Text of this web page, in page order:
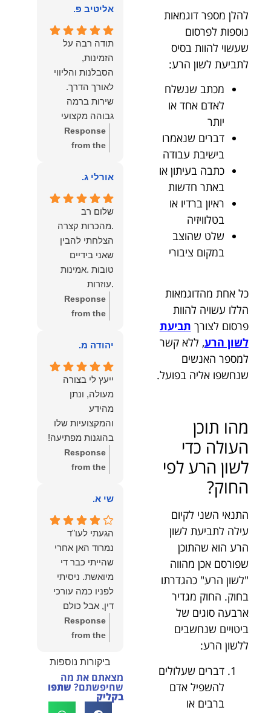
להלן מספר דוגמאות
נוספות לפרסום
שעשוי להוות בסיס
לתביעת לשון הרע:
מכתב שנשלח
לאדם אחד או
יותר
דברים שנאמרו
בישיבת עבודה
כתבה בעיתון או
באתר חדשות
ראיון ברדיו או
בטלוויזיה
שלט שהוצב
במקום ציבורי
כל אחת מהדוגמאות
הללו עשויה להוות
פרסום לצורך תביעת
לשון הרע, ללא קשר
למספר האנשים
שנחשפו אליה בפועל.
מהו תוכן
העולה כדי
לשון הרע לפי
החוק?
התנאי השני לקיום
עילה לתביעת לשון
הרע הוא שהתוכן
שפורסם אכן מהווה
"לשון הרע" כהגדרתו
בחוק. החוק מגדיר
ארבעה סוגים של
ביטויים שנחשבים
ללשון הרע:
דברים שעלולים
להשפיל אדם
ברבים או
הלב הרבה
הצלחה, ברכה
ובשורות טובות.
שמעון האן
משרד עורכי דין
ונוטריון
תחושת ביטחון
התהליך.
המקצועיות,
הסבלנות,
היסודיות
והאכפתיות שלו
בלטו מהרגע
הראשון. הרגשתי
שיש לי על מי
לסמוך, ואני
הלב לכל מי
שמחפש עורך דין
מקצועי, אמין
ומסור.
הוא שלנו, נעמוד
ולשירותך בכל
עת גם בהמשך.
שמעון האן
משרד עורכי דין
ונוטריון
אליטיב פ.
תודה רבה על
הזמינות,
הסבלנות והליווי
שירות ברמה
גבוהה מקצועי
ואמין.
Response
from the
הוא שלנו.
אורלי ג.
שלום רב
.מהכרות קצרה
הצלחתי להבין
שאני בידיים
טובות .אמינות
.עוזרות
.ומקשיבות .אין לי
מילים להודות
העוצמות
.והצגת אמת
.תודה לכם תמיד
תשאירו לי אור
בעניים .
Response
from the
רבה על המילים
והחמות! כיף
גדול לשמוע
שהרגשת בידיים
טובות. בשביל
הצוות שלנו זה
שווה את הכל.
נשמח תמיד
לעמוד לרשותך!
משרד עורכי דין
ונוטריון
יהודה מ.
ייעץ לי בצורה
מעולה, ונתן
מהידע
והמקצועיות שלו
בהוגנות מפתיעה!
Response
from the
יהודה, תודה
שמחנו מאוד
לשמוע שהייעוץ
עזר לך ושהיית
מרוצה.
מבחינתנו הוגנות
ומקצועיות הן
מעל הכל. נשמח
תמיד לעמוד
לרשותך בהמשך
שי א.
הגעתי לעו"ד
נמרוד האן אחרי
שהייתי כבר די
מיואשת. ניסיתי
לפניו כמה עורכי
דין, אבל כולם
נרתעו כי היה
מדובר בנושא
וסירבו לקחת
אותו.לאחר
שסיפרתי בקצרה
Response
from the
רבה על המילים
החמות ועל
האמון. שמחנו
לעמוד לצידך,
ביקורות נוספות
מצאתם את מה
שחיפשתם? שתפו
בקליק